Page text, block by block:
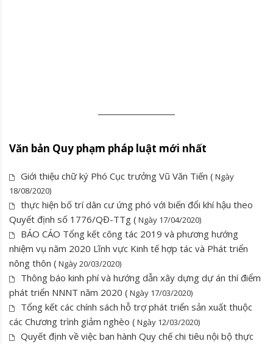
Văn bản Quy phạm pháp luật mới nhất
Giới thiệu chữ ký Phó Cục trưởng Vũ Văn Tiến ( Ngày
18/08/2020)
thực hiện bố trí dân cư ứng phó với biến đổi khí hậu theo
Quyết định số 1776/QĐ-TTg ( Ngày 17/04/2020)
BÁO CÁO Tổng kết công tác 2019 và phương hướng
nhiệm vụ năm 2020 Lĩnh vực Kinh tế hợp tác và Phát triển
nông thôn ( Ngày 20/03/2020)
Thông báo kinh phí và hướng dẫn xây dựng dự án thí điểm
phát triển NNNT năm 2020 ( Ngày 17/03/2020)
Tổng kết các chính sách hỗ trợ phát triển sản xuất thuộc
các Chương trình giảm nghèo ( Ngày 12/03/2020)
Quyết định về việc ban hành Quy chế chi tiêu nội bộ thực